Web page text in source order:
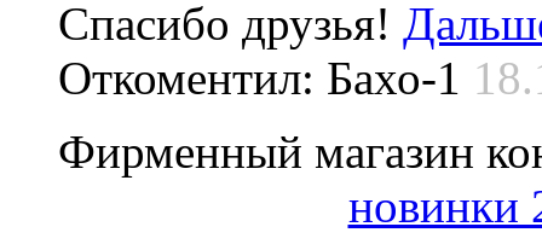
Спасибо друзья!
Откоментил: Бахо-1
Фирменный магазин
новинки